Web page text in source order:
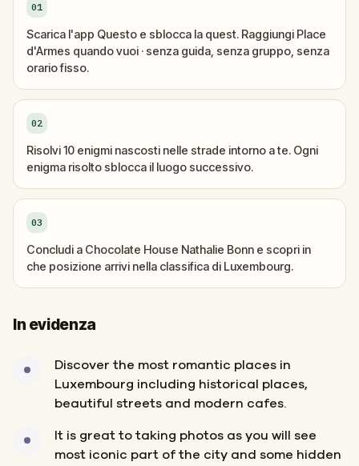
01
Scarica l'app Questo e sblocca la quest. Raggiungi Place
d'Armes quando vuoi · senza guida, senza gruppo, senza
orario fisso.
02
Risolvi 10 enigmi nascosti nelle strade intorno a te. Ogni
enigma risolto sblocca il luogo successivo.
03
Concludi a Chocolate House Nathalie Bonn e scopri in
che posizione arrivi nella classifica di Luxembourg.
In evidenza
Discover the most romantic places in
Luxembourg including historical places,
beautiful streets and modern cafes.
It is great to taking photos as you will see
most iconic part of the city and some hidden